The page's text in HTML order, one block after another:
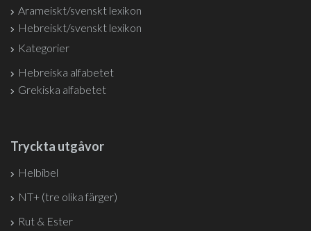
Arameiskt/svenskt lexikon
Hebreiskt/svenskt lexikon
Kategorier
Hebreiska alfabetet
Grekiska alfabetet
Tryckta utgåvor
Helbibel
NT+ (tre olika färger)
Rut & Ester